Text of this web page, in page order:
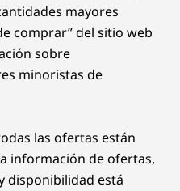
mayores
comprar” del sitio web
sobre
minoristas de
las ofertas están
información de ofertas,
disponibilidad está